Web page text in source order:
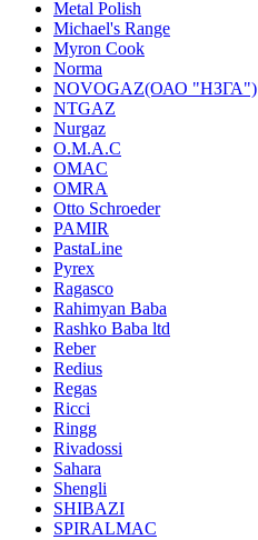
Metal Polish
Michael's Range
Myron Cook
Norma
NOVOGAZ(ОАО "НЗГА")
NTGAZ
Nurgaz
O.M.A.C
OMAC
OMRA
Otto Schroeder
PAMIR
PastaLine
Pyrex
Ragasco
Rahimyan Baba
Rashko Baba ltd
Reber
Redius
Regas
Ricci
Ringg
Rivadossi
Sahara
Shengli
SHIBAZI
SPIRALMAC